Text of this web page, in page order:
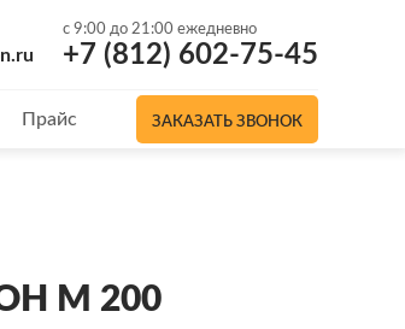
с 9:00 до 21:00 ежедневно
+7 (812) 602-75-45
Прайс ЗАКАЗАТЬ ЗВОНОК
М 200